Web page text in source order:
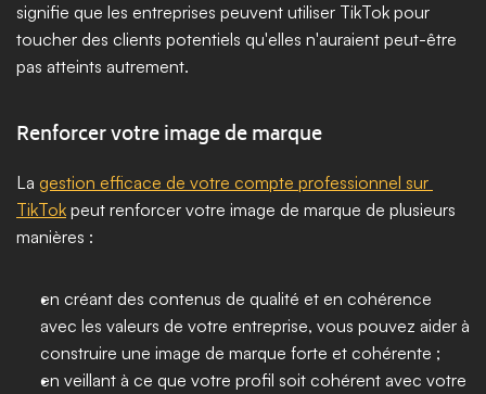
signifie que les entreprises peuvent utiliser TikTok pour
toucher des clients potentiels qu'elles n'auraient peut-être
pas atteints autrement.
Renforcer votre image de marque
La gestion efficace de votre compte professionnel sur
TikTok peut renforcer votre image de marque de plusieurs
manières :
en créant des contenus de qualité et en cohérence
avec les valeurs de votre entreprise, vous pouvez aider à
construire une image de marque forte et cohérente ;
en veillant à ce que votre profil soit cohérent avec votre